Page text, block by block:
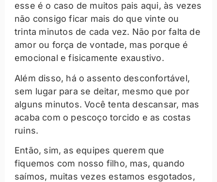
esse é o caso de muitos pais aqui, às vezes
não consigo ficar mais do que vinte ou
trinta minutos de cada vez. Não por falta de
amor ou força de vontade, mas porque é
emocional e fisicamente exaustivo.
Além disso, há o assento desconfortável,
sem lugar para se deitar, mesmo que por
alguns minutos. Você tenta descansar, mas
acaba com o pescoço torcido e as costas
ruins.
Então, sim, as equipes querem que
fiquemos com nosso filho, mas, quando
saímos, muitas vezes estamos esgotados,